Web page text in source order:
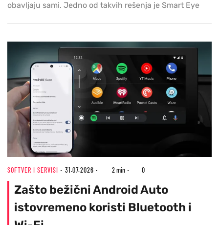
obavljaju sami. Jedno od takvih rešenja je Smart Eye
SOFTVER I SERVISI 31.07.2026 2 min 0
Zašto bežični Android Auto
istovremeno koristi Bluetooth i